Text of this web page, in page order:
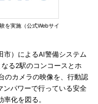
を実施（公式Webサイ
）によるAI警備システム
る2駅のコンコースとホ
のカメラの映像を、行動認
ンパワーで行っている安全
化を図る。